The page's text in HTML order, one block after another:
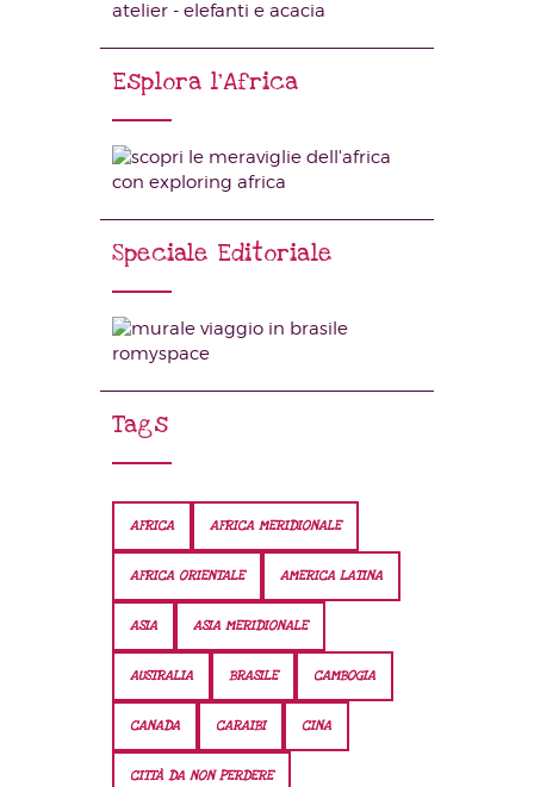
Esplora l’Africa
Speciale Editoriale
Tags
AFRICA AFRICA MERIDIONALE
AFRICA ORIENTALE AMERICA LATINA
ASIA ASIA MERIDIONALE
AUSTRALIA BRASILE CAMBOGIA
CANADA CARAIBI CINA
CITTÀ DA NON PERDERE